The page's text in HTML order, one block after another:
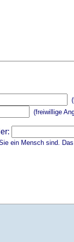
(freiwillige
ein Mensch sind.